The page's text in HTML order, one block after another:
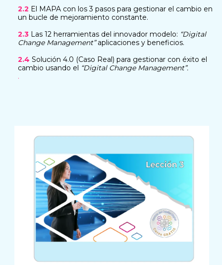
2.2 El MAPA con los 3 pasos para gestionar el cambio en
un bucle de mejoramiento constante.
2.3 Las 12 herramientas del innovador modelo: “Digital
Change Management”aplicaciones y beneficios.
2.4 Solución 4.0 (Caso Real) para gestionar con éxito el
cambio usando el “Digital Change Management”.
.